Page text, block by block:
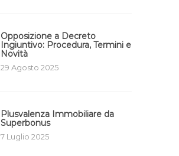
Opposizione a Decreto
Ingiuntivo: Procedura, Termini e
Novità
29 Agosto 2025
Plusvalenza Immobiliare da
Superbonus
7 Luglio 2025